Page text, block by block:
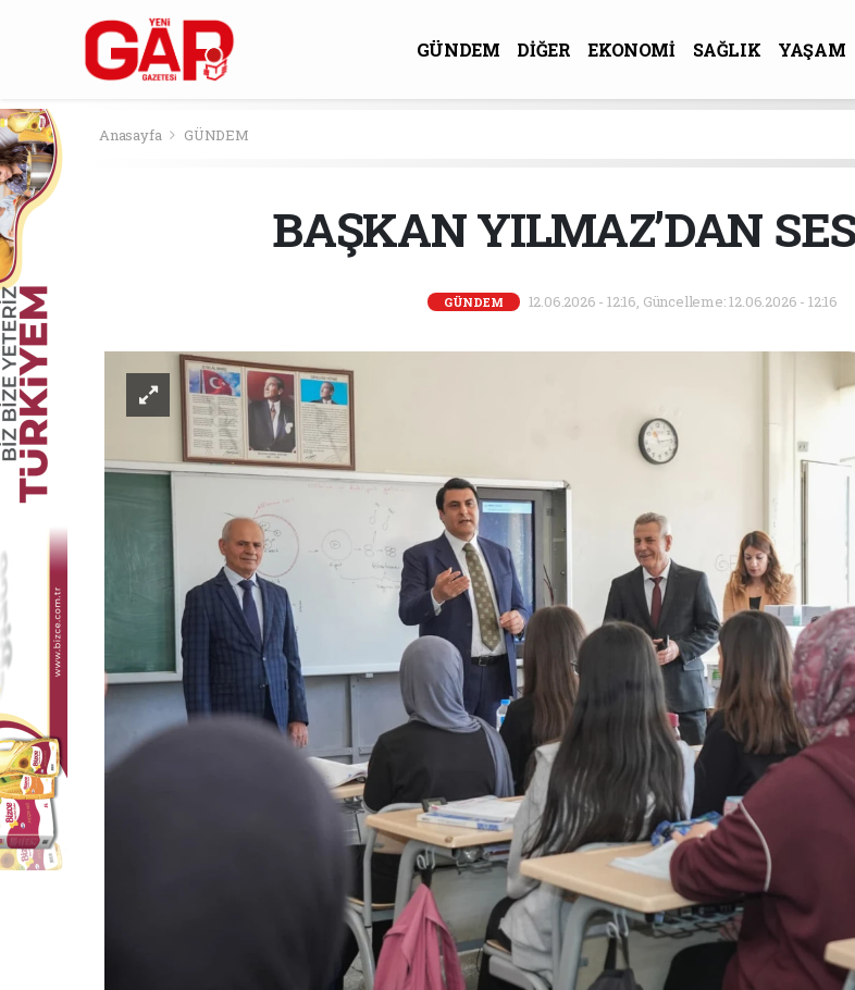
GÜNDEM DİĞER EKONOMİ SAĞLIK YAŞAM
Anasayfa GÜNDEM
BAŞKAN YILMAZ’DAN
GÜNDEM 12.06.2026 - 12:16, Güncelleme: 12.06.2026 - 12:16